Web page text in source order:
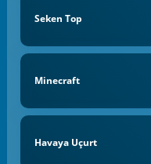
Seken Top
Minecraft
Havaya Uçurt